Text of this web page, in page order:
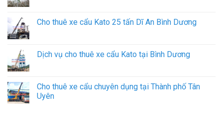
Cho thuê xe cẩu Kato 25 tấn Dĩ An Bình Dương
Dịch vụ cho thuê xe cẩu Kato tại Bình Dương
Cho thuê xe cẩu chuyên dụng tại Thành phố Tân
Uyên